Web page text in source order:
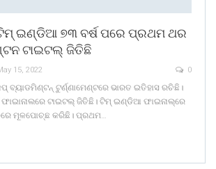
ଇଣ୍ଡିଆ ୭୩ ବର୍ଷ ପରେ ପ୍ରଥମ ଥର
ଟାଇଟଲ୍‌ ଜିତିଛି
15, 2022 0
ବ୍ୟାଡମିଣ୍ଟନ୍‌ ଟୁର୍ଣ୍ଣାମେଣ୍ଟରେ ଭାରତ ଇତିହାସ ରଚିଛି।
ଟାଇଟଲ୍‌ ଜିତିଛି। ଟିମ୍‌ ଇଣ୍ଡିଆ ଫାଇନାଲ୍‌ରେ
ମୂଳପୋଚ୍ଛ କରିଛି। ପ୍ରଥମ…